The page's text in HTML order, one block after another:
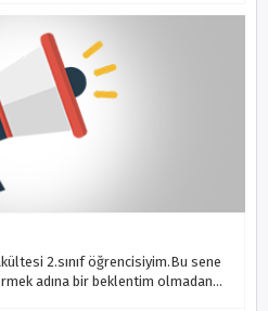
2.sınıf öğrencisiyim.Bu sene
adına bir beklentim olmadan